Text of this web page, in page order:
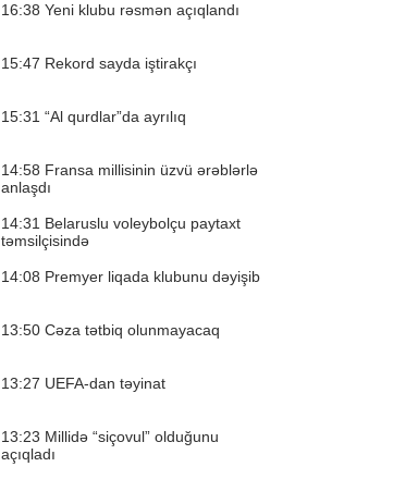
16:38 Yeni klubu rəsmən açıqlandı
15:47 Rekord sayda iştirakçı
15:31 “Al qurdlar”da ayrılıq
14:58 Fransa millisinin üzvü ərəblərlə
anlaşdı
14:31 Belaruslu voleybolçu paytaxt
təmsilçisində
14:08 Premyer liqada klubunu dəyişib
13:50 Cəza tətbiq olunmayacaq
13:27 UEFA-dan təyinat
13:23 Millidə “siçovul” olduğunu
açıqladı